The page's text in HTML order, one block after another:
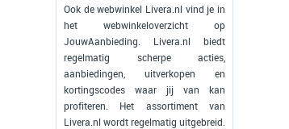
Ook de webwinkel Livera.nl vind je in
het webwinkeloverzicht op
JouwAanbieding. Livera.nl biedt
regelmatig scherpe acties,
aanbiedingen, uitverkopen en
kortingscodes waar jij van kan
profiteren. Het assortiment van
Livera.nl wordt regelmatig uitgebreid.